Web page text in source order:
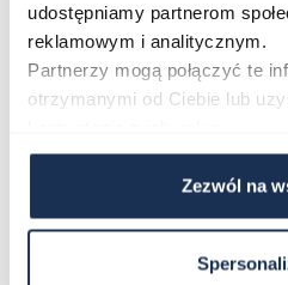
udostępniamy partnerom
reklamowym i analitycznym.
Partnerzy mogą połączyć te
otrzymanymi od Ciebie lub
Zezwól na
Płatność i dostawa
Najczęściej
Poruszanie się po elementach
Naciśnij, aby pominąć karuzelę
Naciśnij, aby przejść do nawigacji